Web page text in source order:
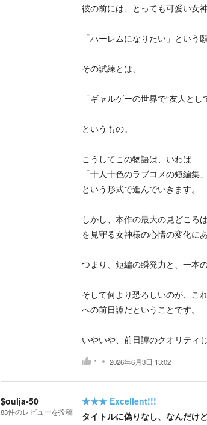
彼の前には、とっても可愛い女神
「ハーレムになりたい」という
その試練とは、
「ギャルゲーの世界で“友人と
というもの。
こうしてこの物語は、いわば
「十人十色のラブコメの短編集」
という形式で進んでいきます。
しかし、本作の最大の見どころ
を見守る女神様の心情の変化に
つまり、短編の瞬発力と、一本
そして何より恐ろしいのが、こ
への前日譚だということです。
いやいや、前日譚のクオリテ
1 2026年6月3日 13:02
$oulja-50
83件のレビューを投稿
★★★ Excellent!!!
タイトルに偽りなし、なんだけ